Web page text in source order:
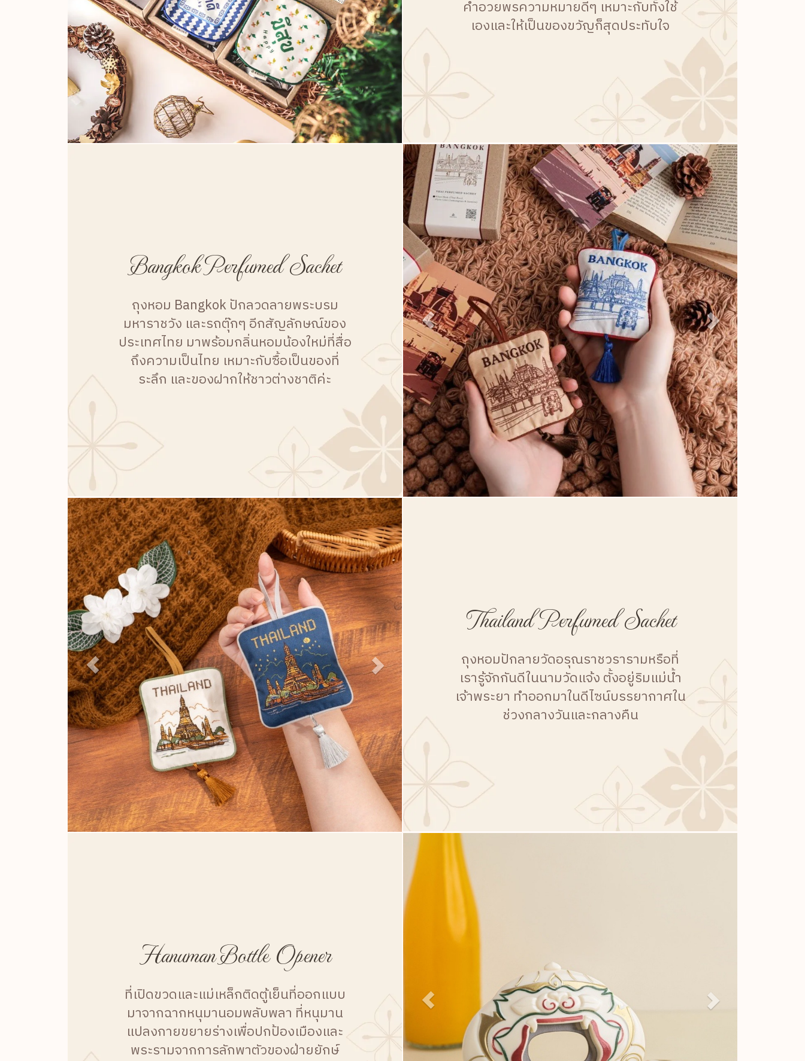
คำอวยพรความหมายดีๆ เหมาะกับทั้งใช้
เองและให้เป็นของขวัญก็สุดประทับใจ
Bangkok Perfumed Sachet
ถุงหอม Bangkok ปักลวดลายพระบรม
มหาราชวัง และรถตุ๊กๆ อีกสัญลักษณ์ของ
ประเทศไทย มาพร้อมกลิ่นหอมน้องใหม่ที่สื่อ
ถึงความเป็นไทย เหมาะกับซื้อเป็นของที่
ระลึก และของฝากให้ชาวต่างชาติค่ะ
Thailand Perfumed Sachet
ถุงหอมปักลายวัดอรุณราชวรารามหรือที่
เรารู้จักกันดีในนามวัดแจ้ง ตั้งอยู่ริมแม่น้ำ
เจ้าพระยา ทำออกมาในดีไซน์บรรยากาศใน
ช่วงกลางวันและกลางคืน
Hanuman Bottle Opener
ที่เปิดขวดและแม่เหล็กติดตู้เย็นที่ออกแบบ
มาจากฉากหนุมานอมพลับพลา ที่หนุมาน
แปลงกายขยายร่างเพื่อปกป้องเมืองและ
พระรามจากการลักพาตัวของฝ่ายยักษ์